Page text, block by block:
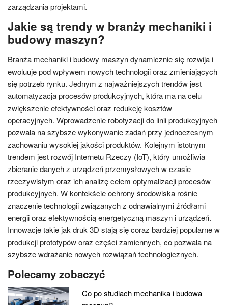
zarządzania projektami.
Jakie są trendy w branży mechaniki i
budowy maszyn?
Branża mechaniki i budowy maszyn dynamicznie się rozwija i
ewoluuje pod wpływem nowych technologii oraz zmieniających
się potrzeb rynku. Jednym z najważniejszych trendów jest
automatyzacja procesów produkcyjnych, która ma na celu
zwiększenie efektywności oraz redukcję kosztów
operacyjnych. Wprowadzenie robotyzacji do linii produkcyjnych
pozwala na szybsze wykonywanie zadań przy jednoczesnym
zachowaniu wysokiej jakości produktów. Kolejnym istotnym
trendem jest rozwój Internetu Rzeczy (IoT), który umożliwia
zbieranie danych z urządzeń przemysłowych w czasie
rzeczywistym oraz ich analizę celem optymalizacji procesów
produkcyjnych. W kontekście ochrony środowiska rośnie
znaczenie technologii związanych z odnawialnymi źródłami
energii oraz efektywnością energetyczną maszyn i urządzeń.
Innowacje takie jak druk 3D stają się coraz bardziej popularne w
produkcji prototypów oraz części zamiennych, co pozwala na
szybsze wdrażanie nowych rozwiązań technologicznych.
Polecamy zobaczyć
Co po studiach mechanika i budowa